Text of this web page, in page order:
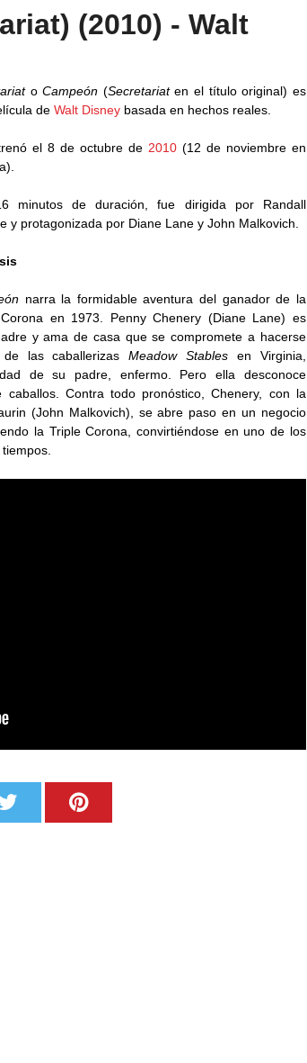
(2010) - Walt
oCampeón (Secretariaten el título original) es
de Walt Disney basada en hechos reales.
el 8 de octubre de 2010(12 de noviembre en
minutos de duración, fue dirigida por Randall
y protagonizada por Diane Lane y John Malkovich.
narra la formidable aventura del ganador de la
en 1973. Penny Chenery (Diane Lane) es
y ama de casa que se compromete a hacerse
de las caballerizasMeadow Stables en Virginia,
de su padre, enfermo. Pero ella desconoce
Contra todo pronóstico, Chenery, con la
(John Malkovich), se abre paso en un negocio
la Triple Corona, convirtiéndose en uno de los